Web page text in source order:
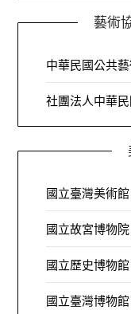
藝術
中華民國公共
社團法人中華
國立臺灣美術館
國立故宮博物院
國立歷史博物館
國立臺灣博物館